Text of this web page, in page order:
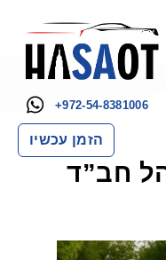
+972-54-8381006
הזמן עכשיו
חב”ד